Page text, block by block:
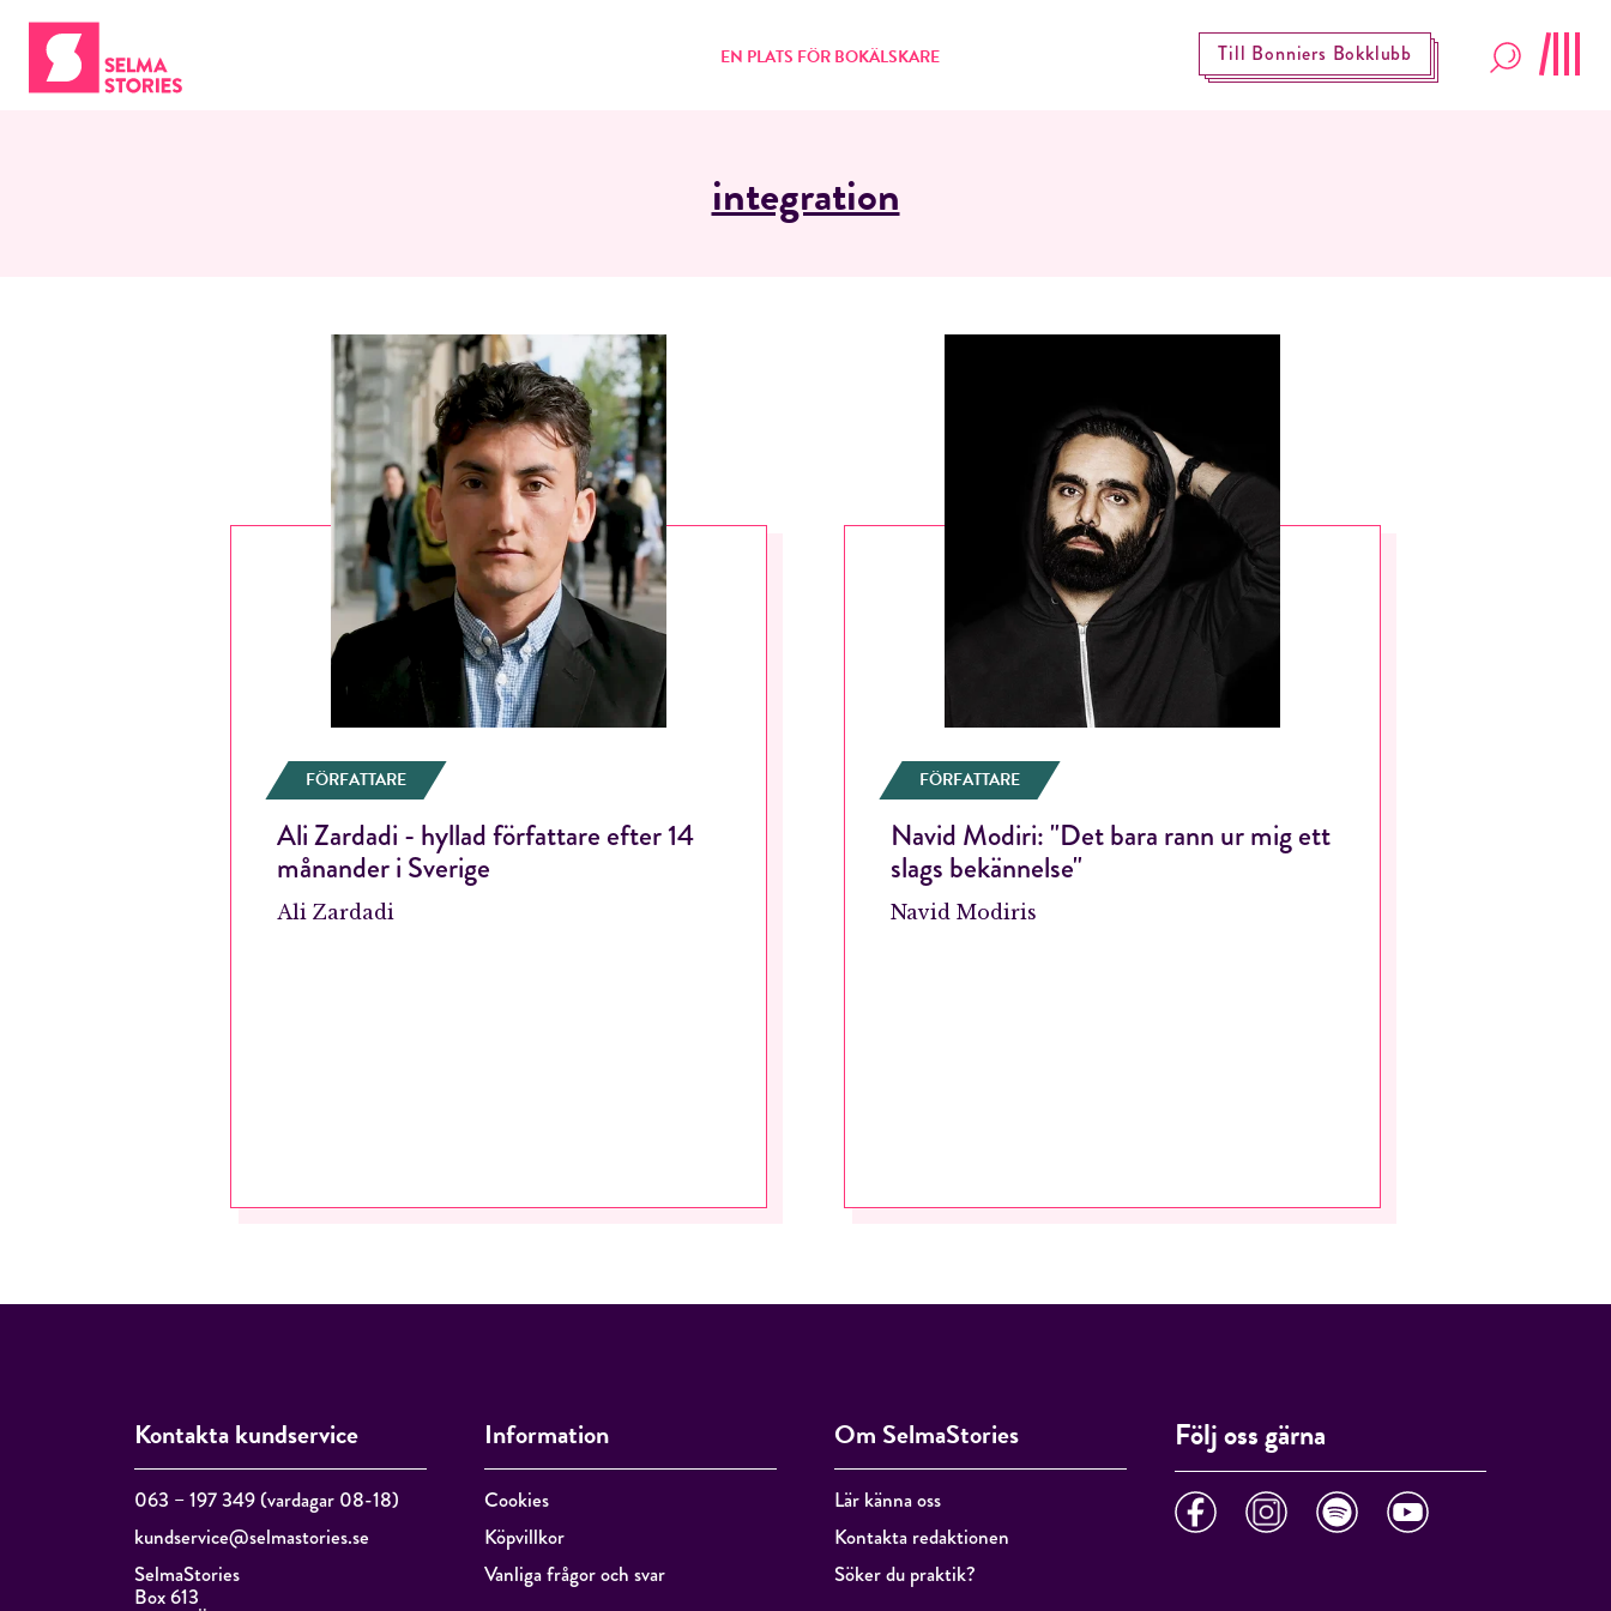
EN PLATS FÖR BOKÄLSKARE Till Bonniers Bokklubb
integration
FÖRFATTARE
Ali Zardadi - hyllad författare efter 14
månander i Sverige
Ali Zardadi
FÖRFATTARE
Navid Modiri: "Det bara rann ur mig ett
slags bekännelse"
Navid Modiris
Kontakta kundservice
063 – 197 349 (vardagar 08-18)
kundservice@selmastories.se
SelmaStories
Box 613
Information
Cookies
Köpvillkor
Vanliga frågor och svar
Om SelmaStories
Lär känna oss
Kontakta redaktionen
Söker du praktik?
Följ oss gärna